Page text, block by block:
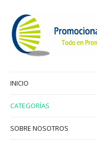
INICIO
CATEGORÍAS
SOBRE NOSOTROS